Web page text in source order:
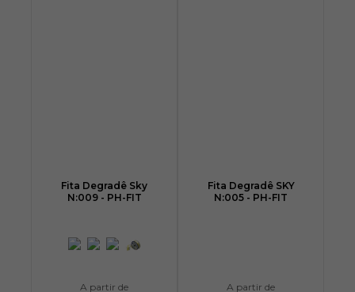
Fita Degradê Sky
N:009 - PH-FIT
Fita Degradê SKY
N:005 - PH-FIT